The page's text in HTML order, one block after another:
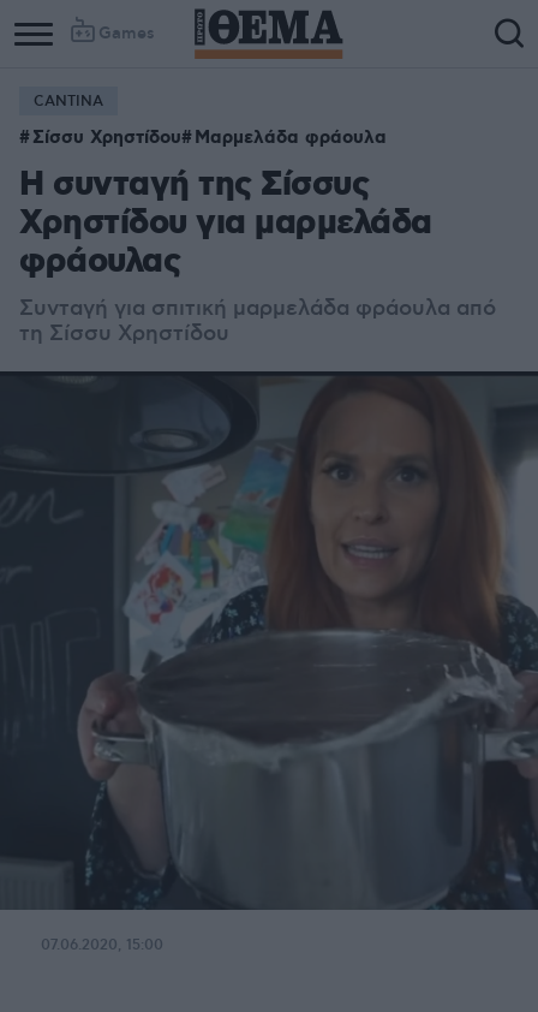
Games
CANTINA
Σίσσυ Χρηστίδου Μαρμελάδα φράουλα
Η συνταγή της Σίσσυς
Χρηστίδου για μαρμελάδα
φράουλας
Συνταγή για σπιτική μαρμελάδα φράουλα από
τη Σίσσυ Χρηστίδου
07.06.2020, 15:00